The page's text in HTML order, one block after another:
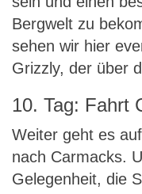
Bergwelt zu
sehen wir hier
Grizzly, der über
10. Tag: Fahrt
Weiter geht es
nach Carmacks.
Gelegenheit, die